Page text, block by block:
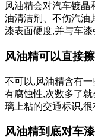
风油精会对汽车镀晶
油清洁剂、不伤汽油
漆表面硬度,并与车漆
风油精可以直接
不可以,风油精含有
有腐蚀性,次数多了
璃上粘的交通标识,很
风油精到底对车